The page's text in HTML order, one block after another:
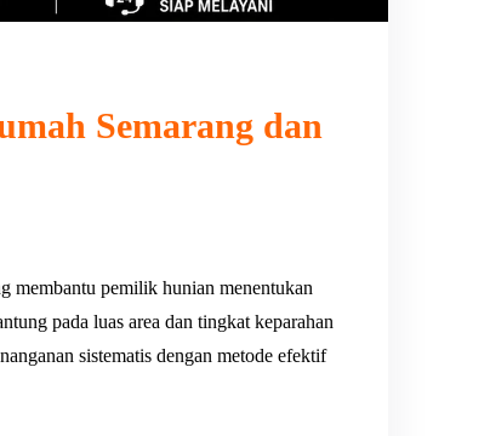
Semarang dan
membantu pemilik hunian menentukan
pada luas area dan tingkat keparahan
sistematis dengan metode efektif